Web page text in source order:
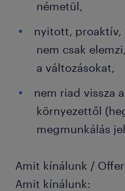
németül,
nyitott, proaktív,
nem csak
a változásokat,
nem riad vissza
környezettől
megmunkálás
Amit kínálunk / Offer
Amit kínálunk: